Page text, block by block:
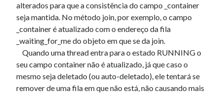
Artigos Recentes
Ubuntu 12.04 – Configurando Samba (3.6.3)
Projetos – Git Hub
Compilando para Teensy 3.0 no Windows utilizando Makefile
Programando atmega8u2 no Arduino Uno utilizando USB Asp
Usando USB ASP como não root
alterados para que a consistência do campo _container
seja mantida. No método join, por exemplo, o campo
_container é atualizado com o endereço da fila
_waiting_for_me do objeto em que se da join.
Quando uma thread entra para o estado RUNNING o
seu campo container não é atualizado, já que caso o
mesmo seja deletado (ou auto-deletado), ele tentará se
remover de uma fila em que não está, não causando mais